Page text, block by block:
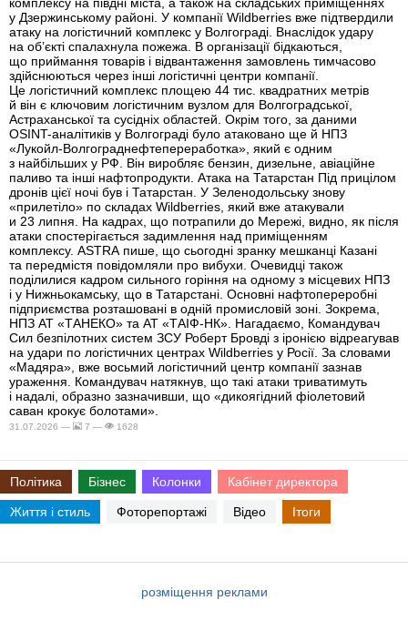
комплексу на півдні міста, а також на складських приміщеннях
у Дзержинському районі. У компанії Wildberries вже підтвердили
атаку на логістичний комплекс у Волгограді. Внаслідок удару
на об’єкті спалахнула пожежа. В організації бідкаються,
що приймання товарів і відвантаження замовлень тимчасово
здійснюються через інші логістичні центри компанії.
Це логістичний комплекс площею 44 тис. квадратних метрів
й він є ключовим логістичним вузлом для Волгоградської,
Астраханської та сусідніх областей. Окрім того, за даними
OSINT-аналітиків у Волгограді було атаковано ще й НПЗ
«Лукойл-Волгограднефтепереработка», який є одним
з найбільших у РФ. Він виробляє бензин, дизельне, авіаційне
паливо та інші нафтопродукти. Атака на Татарстан Під прицілом
дронів цієї ночі був і Татарстан. У Зеленодольську знову
«прилетіло» по складах Wildberries, який вже атакували
и 23 липня. На кадрах, що потрапили до Мережі, видно, як після
атаки спостерігається задимлення над приміщенням
комплексу. ASTRA пише, що сьогодні зранку мешканці Казані
та передмістя повідомляли про вибухи. Очевидці також
поділилися кадром сильного горіння на одному з місцевих НПЗ
і у Нижньокамську, що в Татарстані. Основні нафтопереробні
підприємства розташовані в одній промисловій зоні. Зокрема,
НПЗ АТ «ТАНЕКО» та АТ «ТАІФ-НК». Нагадаємо, Командувач
Сил безпілотних систем ЗСУ Роберт Бровді з іронією відреагував
на удари по логістичних центрах Wildberries у Росії. За словами
«Мадяра», вже восьмий логістичний центр компанії зазнав
ураження. Командувач натякнув, що такі атаки триватимуть
і надалі, образно зазначивши, що «дикоягідний фіолетовий
саван крокує болотами».
31.07.2026 — 7 — 1628
Політика Бізнес Колонки Кабінет директора
Життя і стиль Фоторепортажі Відео Ітоги
розміщення реклами